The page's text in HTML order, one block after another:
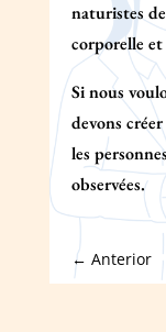
naturistes
corporelle
Si nous
devons
les
observées.
← Anterior